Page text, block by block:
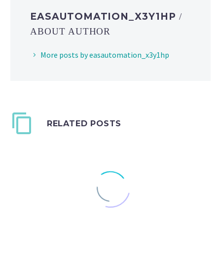
EASAUTOMATION_X3Y1HP /
ABOUT AUTHOR
More posts by easautomation_x3y1hp
RELATED POSTS